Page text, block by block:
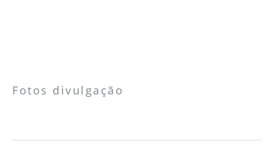
Fotos divulgação